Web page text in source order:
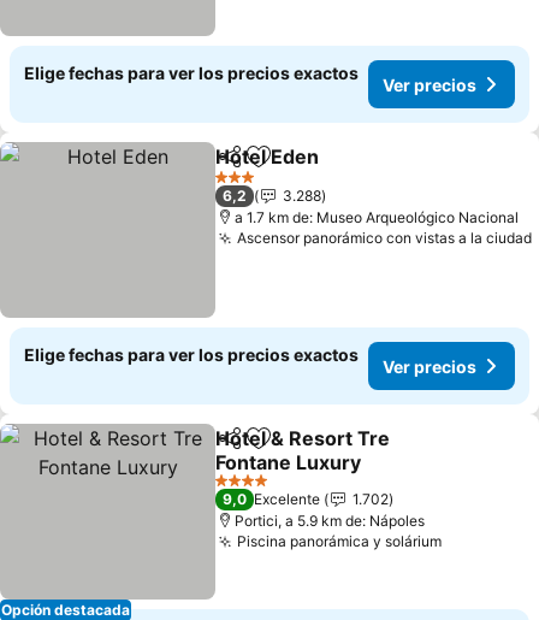
Elige fechas para ver los precios exactos
Ver precios
CompartirAgregar a favoritos
Hotel Eden
3 Estrellas
6,2
3.288
a 1.7 km de: Museo Arqueológico Nacional
Ascensor panorámico con vistas a la ciudad
Elige fechas para ver los precios exactos
Ver precios
Opción destacada
CompartirAgregar a favoritos
Hotel & Resort Tre
Fontane Luxury
Ver precios
4 Estrellas
9,0 Excelente
1.702
Portici, a 5.9 km de: Nápoles
Piscina panorámica y soláriumVer